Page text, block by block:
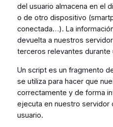
del usuario almacena en el
o de otro dispositivo
conectada…). La
devuelta a nuestros
terceros relevantes durante
Un script es un fragmento
se utiliza para hacer que
correctamente y de forma
ejecuta en nuestro servidor
usuario.